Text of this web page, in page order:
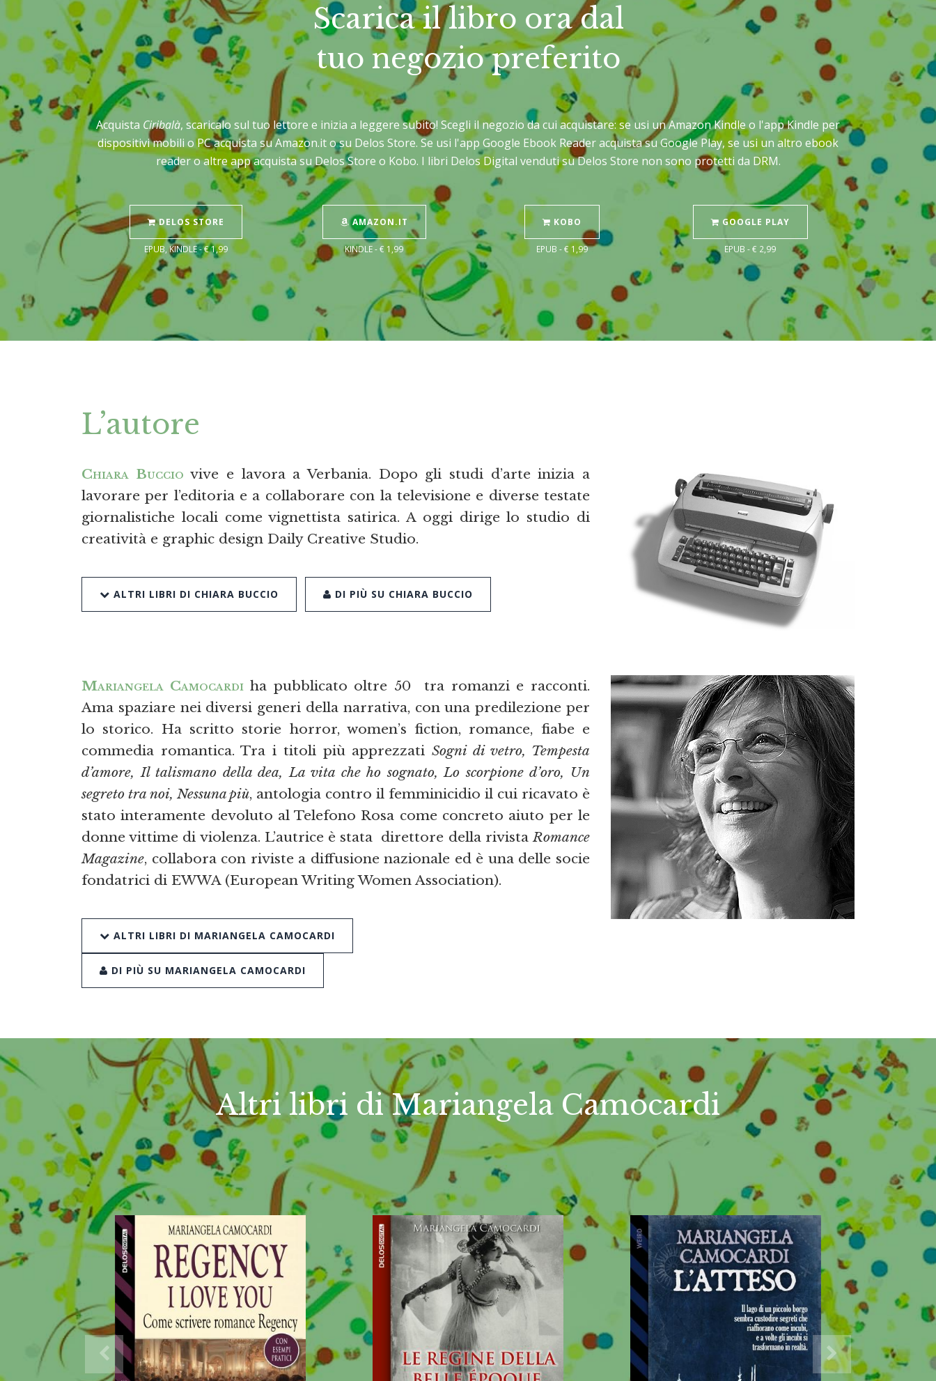
Scarica il libro ora dal
tuo negozio preferito
Acquista Ciribalà, scaricalo sul tuo lettore e inizia a leggere subito! Scegli il negozio da cui acquistare: se usi un Amazon Kindle o l'app Kindle per
dispositivi mobili o PC acquista su Amazon.it o su Delos Store. Se usi l'app Google Ebook Reader acquista su Google Play, se usi un altro ebook
reader o altre app acquista su Delos Store o Kobo. I libri Delos Digital venduti su Delos Store non sono protetti da DRM.
DELOS STORE
EPUB, KINDLE - € 1,99
AMAZON.IT
KINDLE - € 1,99
KOBO
EPUB - € 1,99
GOOGLE PLAY
EPUB - € 2,99
L’autore
Chiara Buccio vive e lavora a Verbania. Dopo gli studi d’arte inizia a
lavorare per l’editoria e a collaborare con la televisione e diverse testate
giornalistiche locali come vignettista satirica. A oggi dirige lo studio di
creatività e graphic design Daily Creative Studio.
ALTRI LIBRI DI CHIARA BUCCIO DI PIÙ SU CHIARA BUCCIO
Mariangela Camocardiha pubblicato oltre 50 tra romanzi e racconti.
Ama spaziare nei diversi generi della narrativa, con una predilezione per
lo storico. Ha scritto storie horror, women’s fiction, romance, fiabe e
commedia romantica. Tra i titoli più apprezzati Sogni di vetro, Tempesta
d’amore, Il talismano della dea, La vita che ho sognato, Lo scorpione d’oro, Un
segreto tra noi, Nessuna più, antologia contro il femminicidio il cui ricavato è
stato interamente devoluto al Telefono Rosa come concreto aiuto per le
donne vittime di violenza. L’autrice è stata direttore della rivistaRomance
Magazine, collabora con riviste a diffusione nazionale ed è una delle socie
fondatrici di EWWA (European Writing Women Association).
ALTRI LIBRI DI MARIANGELA CAMOCARDI
DI PIÙ SU MARIANGELA CAMOCARDI
Altri libri di Mariangela Camocardi